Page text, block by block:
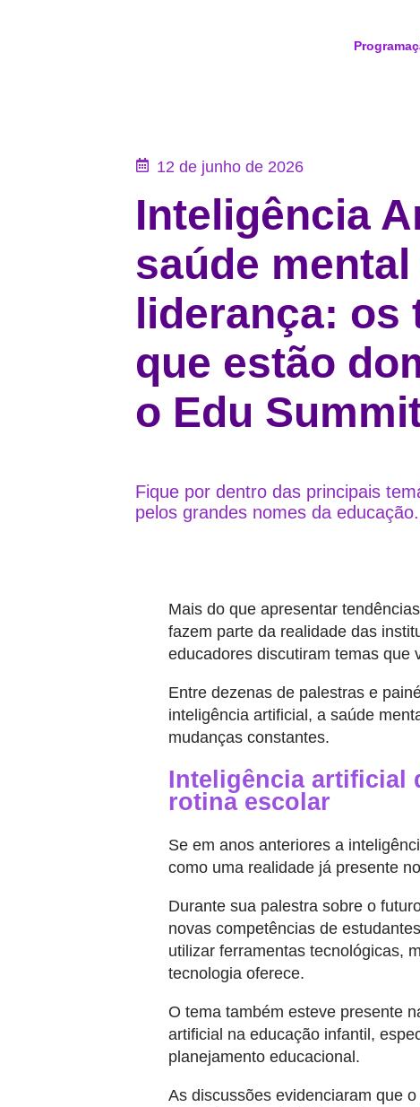
12 de junho de 2026
Inteligência
saúde mental
liderança: os
que estão
o Edu
Fique por dentro das principais
pelos grandes nomes da educação.
Mais do que apresentar
fazem parte da realidade das
educadores discutiram temas que
Entre dezenas de palestras e
inteligência artificial, a saúde
mudanças constantes.
Inteligência artificial
rotina escolar
Se em anos anteriores a
como uma realidade já presente
Durante sua palestra sobre o
novas competências de
utilizar ferramentas tecnológicas,
tecnologia oferece.
O tema também esteve presente
artificial na educação infantil,
planejamento educacional.
As discussões evidenciaram que